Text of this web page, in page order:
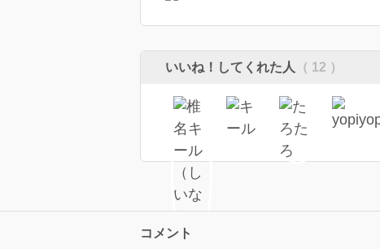
いいね！してくれた人 （ 12 ）
コメント